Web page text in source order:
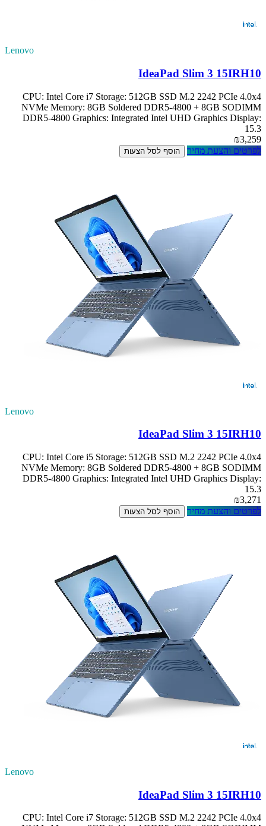
Lenovo
IdeaPad Slim 3 15IRH10
CPU: Intel Core i7 Storage: 512GB SSD M.2 2242 PCIe 4.0x4
NVMe Memory: 8GB Soldered DDR5-4800 + 8GB SODIMM
DDR5-4800 Graphics: Integrated Intel UHD Graphics Display:
15.3
₪3,259
לפרטים והצעת מחיר
הוסף לסל הצעות
Lenovo
IdeaPad Slim 3 15IRH10
CPU: Intel Core i5 Storage: 512GB SSD M.2 2242 PCIe 4.0x4
NVMe Memory: 8GB Soldered DDR5-4800 + 8GB SODIMM
DDR5-4800 Graphics: Integrated Intel UHD Graphics Display:
15.3
₪3,271
לפרטים והצעת מחיר
הוסף לסל הצעות
Lenovo
IdeaPad Slim 3 15IRH10
CPU: Intel Core i7 Storage: 512GB SSD M.2 2242 PCIe 4.0x4